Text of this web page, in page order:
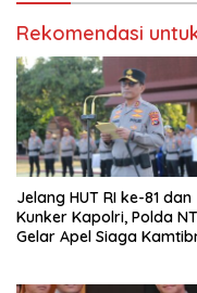
Rekomendasi
Jelang HUT RI ke-81 dan
Kunker Kapolri, Polda
Gelar Apel Siaga